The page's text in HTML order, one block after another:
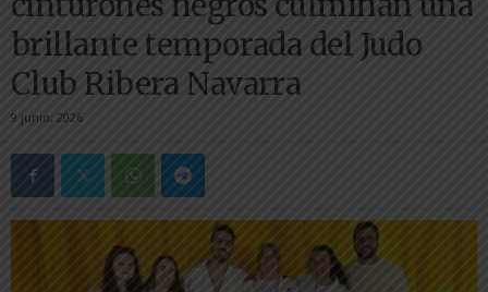
brillante temporada del Judo
Club Ribera Navarra
9 junio, 2026